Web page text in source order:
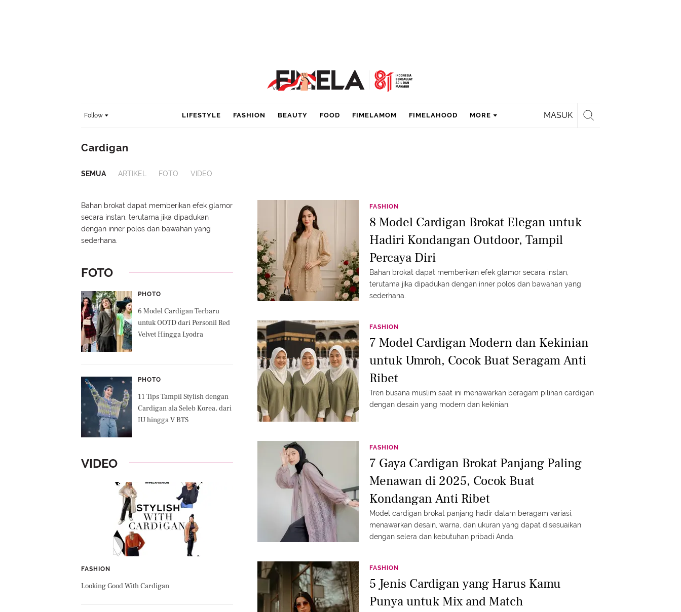
Follow MASUK
LIFESTYLE FASHION BEAUTY FOOD FIMELAMOM FIMELAHOOD MORE
Cardigan
SEMUA ARTIKEL FOTO VIDEO
Bahan brokat dapat memberikan efek glamor
secara instan, terutama jika dipadukan
dengan inner polos dan bawahan yang
sederhana.
FOTO
PHOTO
6 Model Cardigan Terbaru
untuk OOTD dari Personil Red
Velvet Hingga Lyodra
PHOTO
11 Tips Tampil Stylish dengan
Cardigan ala Seleb Korea, dari
IU hingga V BTS
VIDEO
FASHION
Looking Good With Cardigan
FASHION
8 Model Cardigan Brokat Elegan untuk
Hadiri Kondangan Outdoor, Tampil
Percaya Diri
Bahan brokat dapat memberikan efek glamor secara instan,
terutama jika dipadukan dengan inner polos dan bawahan yang
sederhana.
FASHION
7 Model Cardigan Modern dan Kekinian
untuk Umroh, Cocok Buat Seragam Anti
Ribet
Tren busana muslim saat ini menawarkan beragam pilihan cardigan
dengan desain yang modern dan kekinian.
FASHION
7 Gaya Cardigan Brokat Panjang Paling
Menawan di 2025, Cocok Buat
Kondangan Anti Ribet
Model cardigan brokat panjang hadir dalam beragam variasi,
menawarkan desain, warna, dan ukuran yang dapat disesuaikan
dengan selera dan kebutuhan pribadi Anda.
FASHION
5 Jenis Cardigan yang Harus Kamu
Punya untuk Mix and Match